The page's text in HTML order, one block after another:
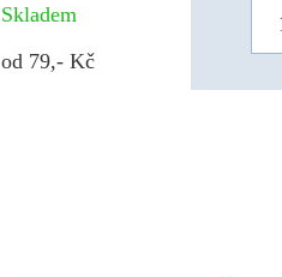
Skladem
od 79,- Kč